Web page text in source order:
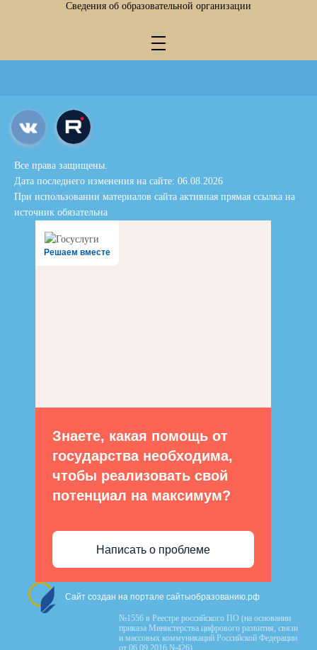
Сведения об образовательной организации
Все права защищены.
Дата последнего изменения на сайте: 06.08.2026
При использовании материалов сайта активная прямая ссылка на
источник обязательна
Решаем вместе
Знаете, какая помощь от
государства необходима,
чтобы реализовать свой
потенциал на максимум?
Написать о проблеме
Сайт создан на портале сайтыобразованию.рф
№1556 в Реестре российского ПО (на основании
приказа Министерства цифрового развития, связи
и массовых коммуникаций Российской Федерации
от 06.09.2016 №426)